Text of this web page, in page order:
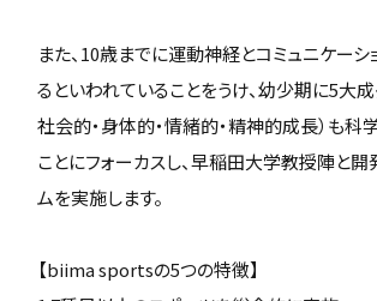
また、10歳までに運動神経とコミュニケー
るといわれていることをうけ、幼少期に5大成
社会的・身体的・情緒的・精神的成長）も科
ことにフォーカスし、早稲田大学教授陣と開
ムを実施します。
【biima sportsの5つの特徴】